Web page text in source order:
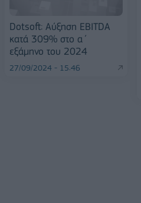
Dotsoft: Αύξηση EBITDA
κατά 309% στο α΄
εξάμηνο του 2024
27/09/2024 - 15:46